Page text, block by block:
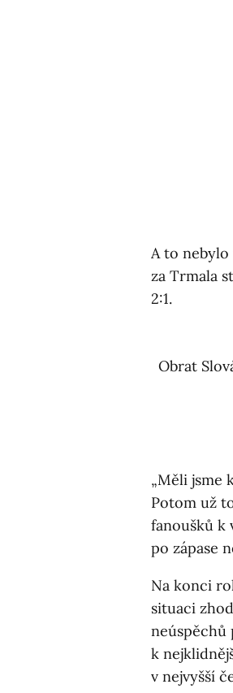
A to
za Trmala
2:1.
Obrat
„Měli jsme
Potom už
fanoušků k
po zápase
Na konci
situaci
neúspěchů
k
v nejvyšší